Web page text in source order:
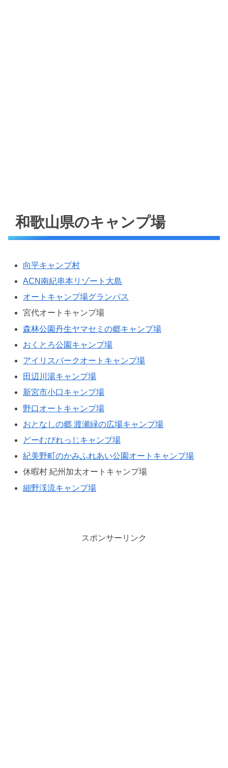
和歌山県のキャンプ場
向平キャンプ村
ACN南紀串本リゾート大島
オートキャンプ場グランパス
宮代オートキャンプ場
森林公園丹生ヤマセミの郷キャンプ場
おくとろ公園キャンプ場
アイリスパークオートキャンプ場
田辺川湯キャンプ場
新宮市小口キャンプ場
野口オートキャンプ場
おとなしの郷 渡瀬緑の広場キャンプ場
どーむびれっじキャンプ場
紀美野町のかみふれあい公園オートキャンプ場
休暇村 紀州加太オートキャンプ場
細野渓流キャンプ場
スポンサーリンク